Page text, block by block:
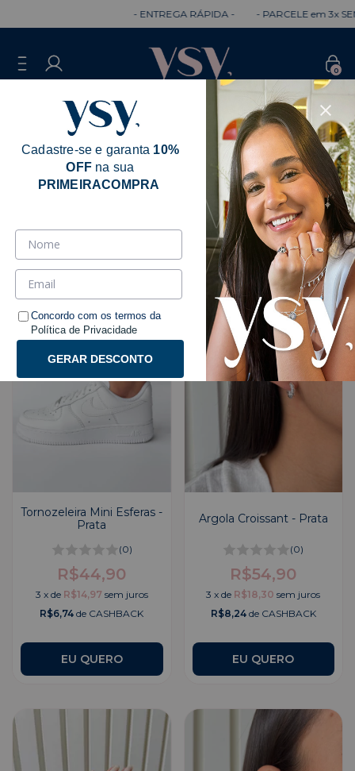
- ENTREGA RÁPIDA - - PARCELE em 3x
0
Erro - 404
Desculpe, mas a página que você está
procurando não existe.
Talvez você se interesse pelos seguintes produtos.
Tornozeleira Mini Esferas -
Prata
(0)
R$44,90
3 x de R$14,97 sem juros
R$6,74 de CASHBACK
Argola Croissant - Prata
(0)
R$54,90
3 xde R$18,30 sem juros
R$8,24de CASHBACK
Cadastre-se e garanta 10%
OFF na sua
PRIMEIRACOMPRA
Concordo com os termos da
Política de Privacidade
GERAR DESCONTO